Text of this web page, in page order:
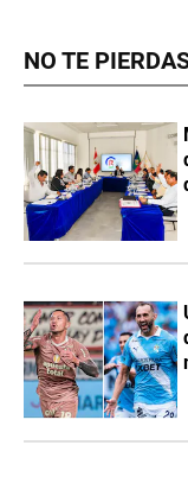
NO TE